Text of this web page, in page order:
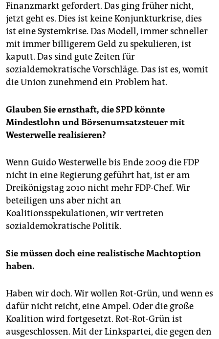
Finanzmarkt gefordert. Das ging früher nicht,
jetzt geht es. Dies ist keine Konjunkturkrise, dies
ist eine Systemkrise. Das Modell, immer schneller
mit immer billigerem Geld zu spekulieren, ist
kaputt. Das sind gute Zeiten für
sozialdemokratische Vorschläge. Das ist es, womit
die Union zunehmend ein Problem hat.
Glauben Sie ernsthaft, die SPD könnte
Mindestlohn und Börsenumsatzsteuer mit
Westerwelle realisieren?
Wenn Guido Westerwelle bis Ende 2009 die FDP
nicht in eine Regierung geführt hat, ist er am
Dreikönigstag 2010 nicht mehr FDP-Chef. Wir
beteiligen uns aber nicht an
Koalitionsspekulationen, wir vertreten
sozialdemokratische Politik.
Sie müssen doch eine realistische Machtoption
haben.
Haben wir doch. Wir wollen Rot-Grün, und wenn es
dafür nicht reicht, eine Ampel. Oder die große
Koalition wird fortgesetzt. Rot-Rot-Grün ist
ausgeschlossen. Mit der Linkspartei, die gegen den